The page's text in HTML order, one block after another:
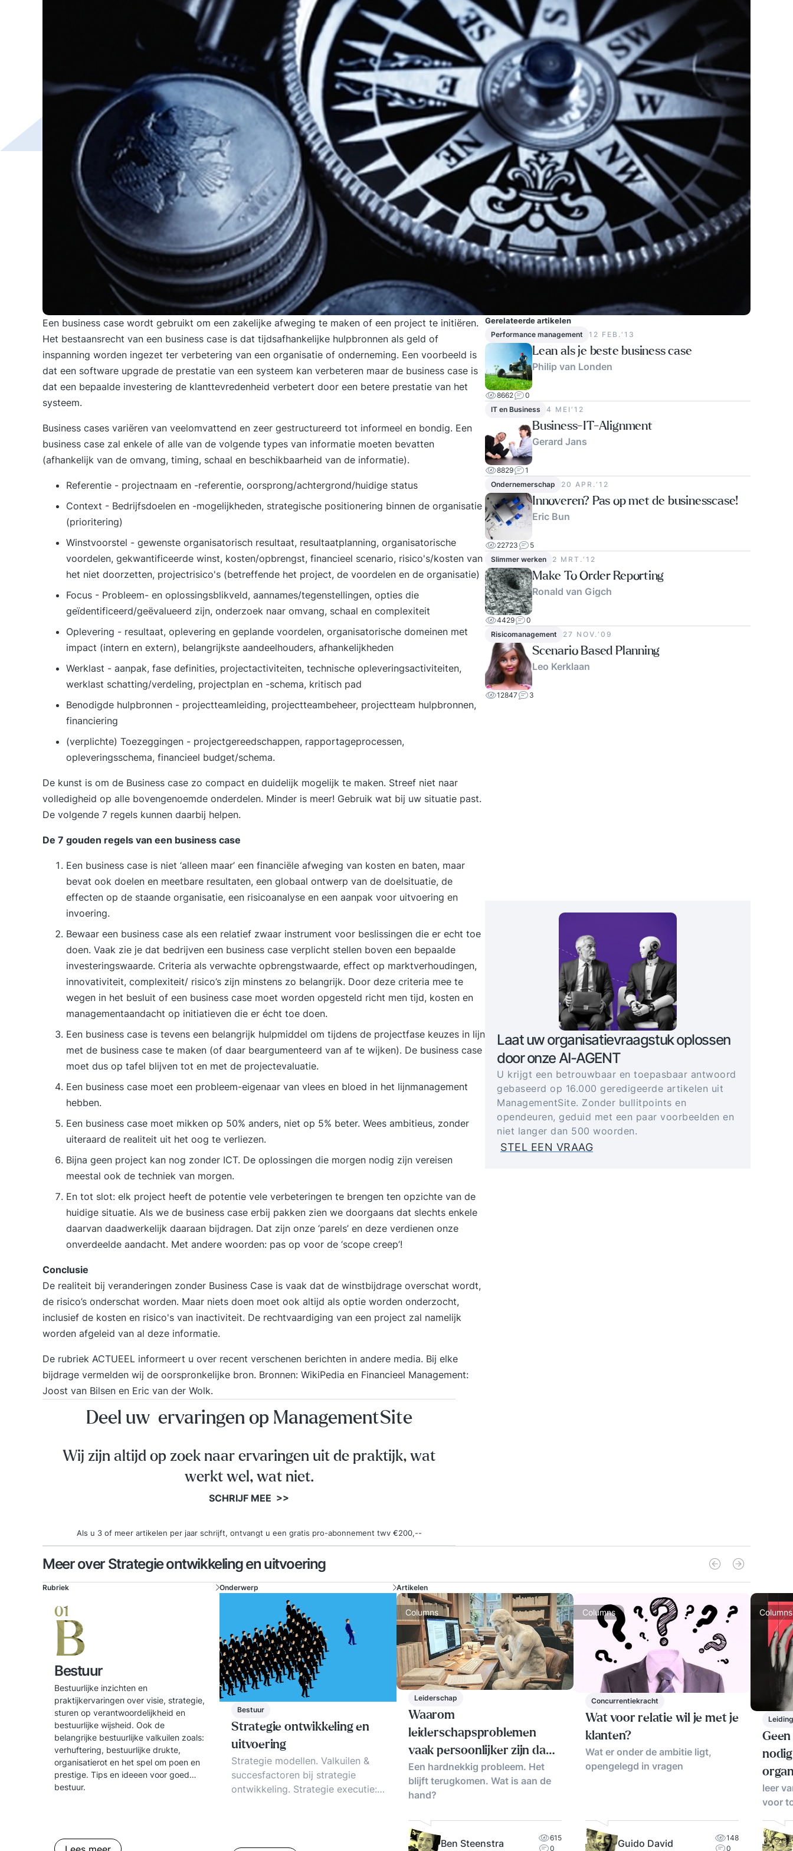
Een business case wordt gebruikt om een zakelijke afweging te maken of een project te initiëren.
Het bestaansrecht van een business case is dat tijdsafhankelijke hulpbronnen als geld of
inspanning worden ingezet ter verbetering van een organisatie of onderneming. Een voorbeeld is
dat een software upgrade de prestatie van een systeem kan verbeteren maar de business case is
dat een bepaalde investering de klanttevredenheid verbetert door een betere prestatie van het
systeem.
Business cases variëren van veelomvattend en zeer gestructureerd tot informeel en bondig. Een
business case zal enkele of alle van de volgende types van informatie moeten bevatten
(afhankelijk van de omvang, timing, schaal en beschikbaarheid van de informatie).
Referentie - projectnaam en -referentie, oorsprong/achtergrond/huidige status
Context - Bedrijfsdoelen en -mogelijkheden, strategische positionering binnen de organisatie
(prioritering)
Winstvoorstel - gewenste organisatorisch resultaat, resultaatplanning, organisatorische
voordelen, gekwantificeerde winst, kosten/opbrengst, financieel scenario, risico's/kosten van
het niet doorzetten, projectrisico's (betreffende het project, de voordelen en de organisatie)
Focus - Probleem- en oplossingsblikveld, aannames/tegenstellingen, opties die
geïdentificeerd/geëvalueerd zijn, onderzoek naar omvang, schaal en complexiteit
Oplevering - resultaat, oplevering en geplande voordelen, organisatorische domeinen met
impact (intern en extern), belangrijkste aandeelhouders, afhankelijkheden
Werklast - aanpak, fase definities, projectactiviteiten, technische opleveringsactiviteiten,
werklast schatting/verdeling, projectplan en -schema, kritisch pad
Benodigde hulpbronnen - projectteamleiding, projectteambeheer, projectteam hulpbronnen,
financiering
(verplichte) Toezeggingen - projectgereedschappen, rapportageprocessen,
opleveringsschema, financieel budget/schema.
De kunst is om de Business case zo compact en duidelijk mogelijk te maken. Streef niet naar
volledigheid op alle bovengenoemde onderdelen. Minder is meer! Gebruik wat bij uw situatie past.
De volgende 7 regels kunnen daarbij helpen.
De 7 gouden regels van een business case
Een business case is niet ‘alleen maar’ een financiële afweging van kosten en baten, maar
bevat ook doelen en meetbare resultaten, een globaal ontwerp van de doelsituatie, de
effecten op de staande organisatie, een risicoanalyse en een aanpak voor uitvoering en
invoering.
Bewaar een business case als een relatief zwaar instrument voor beslissingen die er echt toe
doen. Vaak zie je dat bedrijven een business case verplicht stellen boven een bepaalde
investeringswaarde. Criteria als verwachte opbrengstwaarde, effect op marktverhoudingen,
innovativiteit, complexiteit/ risico’s zijn minstens zo belangrijk. Door deze criteria mee te
wegen in het besluit of een business case moet worden opgesteld richt men tijd, kosten en
managementaandacht op initiatieven die er écht toe doen.
Een business case is tevens een belangrijk hulpmiddel om tijdens de projectfase keuzes in lijn
met de business case te maken (of daar beargumenteerd van af te wijken). De business case
moet dus op tafel blijven tot en met de projectevaluatie.
Een business case moet een probleem-eigenaar van vlees en bloed in het lijnmanagement
hebben.
Een business case moet mikken op 50% anders, niet op 5% beter. Wees ambitieus, zonder
uiteraard de realiteit uit het oog te verliezen.
Bijna geen project kan nog zonder ICT. De oplossingen die morgen nodig zijn vereisen
meestal ook de techniek van morgen.
En tot slot: elk project heeft de potentie vele verbeteringen te brengen ten opzichte van de
huidige situatie. Als we de business case erbij pakken zien we doorgaans dat slechts enkele
daarvan daadwerkelijk daaraan bijdragen. Dat zijn onze ‘parels’ en deze verdienen onze
onverdeelde aandacht. Met andere woorden: pas op voor de ‘scope creep’!
Conclusie
De realiteit bij veranderingen zonder Business Case is vaak dat de winstbijdrage overschat wordt,
de risico’s onderschat worden. Maar niets doen moet ook altijd als optie worden onderzocht,
inclusief de kosten en risico's van inactiviteit. De rechtvaardiging van een project zal namelijk
worden afgeleid van al deze informatie.
De rubriek ACTUEEL informeert u over recent verschenen berichten in andere media. Bij elke
bijdrage vermelden wij de oorspronkelijke bron. Bronnen: WikiPedia en Financieel Management:
Joost van Bilsen en Eric van der Wolk.
Gerelateerde artikelen
Performance management 12 FEB.‘13
Lean als je beste business case
Philip van Londen
8662
0
IT en Business
4 MEI‘12
Business-IT-Alignment
Gerard Jans
8829
1
Ondernemerschap
20 APR.‘12
Innoveren? Pas op met de businesscase!
Eric Bun
22723
5
Slimmer werken
2 MRT.‘12
Make To Order Reporting
Ronald van Gigch
4429
0
Risicomanagement
27 NOV.‘09
Scenario Based Planning
Leo Kerklaan
12847 3
Laat uw organisatievraagstuk oplossen
door onze AI-AGENT
U krijgt een betrouwbaar en toepasbaar antwoord
gebaseerd op 16.000 geredigeerde artikelen uit
ManagementSite. Zonder bullitpoints en
opendeuren, geduid met een paar voorbeelden en
niet langer dan 500 woorden.
STEL EEN VRAAG
Deel uw ervaringen op ManagementSite
Wij zijn altijd op zoek naar ervaringen uit de praktijk, wat
werkt wel, wat niet.
SCHRIJF MEE >>
Als u 3 of meer artikelen per jaar schrijft, ontvangt u een gratis pro-abonnement twv €200,--
Meer over Strategie ontwikkeling en uitvoering
Rubriek
01
B
Bestuur
Bestuurlijke inzichten en
praktijkervaringen over visie, strategie,
sturen op verantwoordelijkheid en
bestuurlijke wijsheid. Ook de
belangrijke bestuurlijke valkuilen zoals:
verhuftering, bestuurlijke drukte,
organisatierot en het spel om poen en
prestige. Tips en ideeen voor goed
bestuur.
Onderwerp
Bestuur
Strategie ontwikkeling en
uitvoering
Strategie modellen. Valkuilen &
succesfactoren bij strategie
ontwikkeling. Strategie executie:
Artikelen
Columns
Leiderschap
Waarom
leiderschapsproblemen
vaak persoonlijker zijn dan
ze lijken
Een hardnekkig probleem. Het
blijft terugkomen. Wat is aan de
hand?
Ben Steenstra
615
0
Columns
Concurrentiekracht
Wat voor relatie wil je met je
klanten?
Wat er onder de ambitie ligt,
opengelegd in vragen
Guido David
148
0
Columns
leer
voor